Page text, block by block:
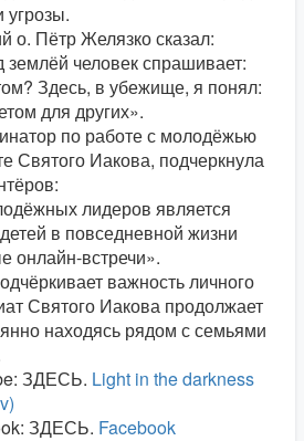
угрозы.
о. Пётр Желязко сказал:
землёй человек спрашивает:
Здесь, в убежище, я понял:
для других».
по работе с молодёжью
Святого Иакова, подчеркнула
лидеров является
в повседневной жизни
онлайн-встречи».
важность личного
Святого Иакова продолжает
находясь рядом с семьями
ЗДЕСЬ. Light in the darkness
ЗДЕСЬ. Facebook